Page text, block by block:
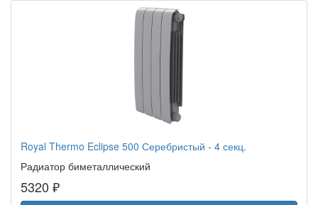
Royal Thermo Eclipse 500 Серебристый - 4 секц.
Радиатор биметаллический
5320 ₽